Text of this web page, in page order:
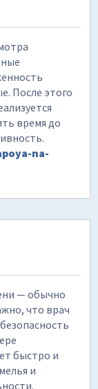
После этого
время до
na-
— обычно
что врач
быстро и
и